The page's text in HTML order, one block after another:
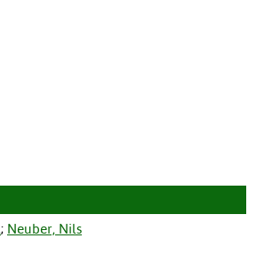
; Neuber, Nils